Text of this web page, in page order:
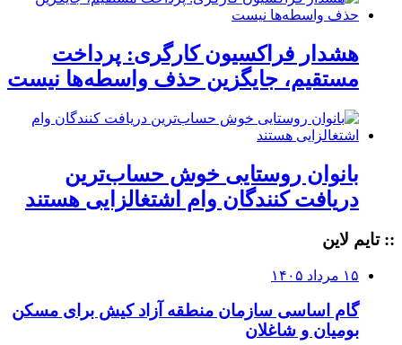
هشدار فراکسیون کارگری: پرداخت
مستقیم، جایگزین حذف واسطه‌ها نیست
بانوان روستایی خوش حساب‌ترین
دریافت کنندگان وام‌ اشتغالزایی هستند
:: تایم لاین
۱۵ مرداد ۱۴۰۵
گام اساسی سازمان منطقه آزاد کیش برای مسکن
بومیان و شاغلان